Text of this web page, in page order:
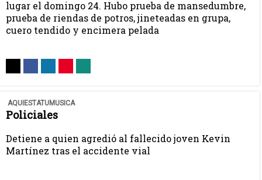
lugar el domingo 24. Hubo prueba de mansedumbre,
prueba de riendas de potros, jineteadas en grupa,
cuero tendido y encimera pelada
AQUIESTATUMUSICA
Policiales
Detiene a quien agredió al fallecido joven Kevin
Martínez tras el accidente vial